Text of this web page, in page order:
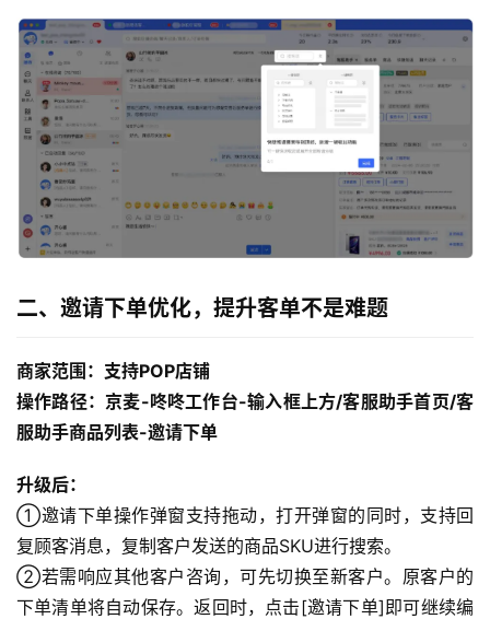
二、邀请下单优化，提升客单不是难题
商家范围：支持POP店铺
操作路径：京麦-咚咚工作台-输入框上方/客服助手首页/客
服助手商品列表-邀请下单
升级后：
①邀请下单操作弹窗支持拖动，打开弹窗的同时，支持回
复顾客消息，复制客户发送的商品SKU进行搜索。
②若需响应其他客户咨询，可先切换至新客户。原客户的
下单清单将自动保存。返回时，点击[邀请下单]即可继续编